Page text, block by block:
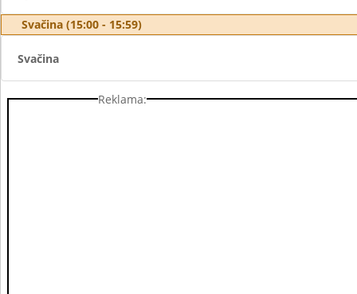
Svačina (15:00 - 15:59)
Svačina
Reklama: